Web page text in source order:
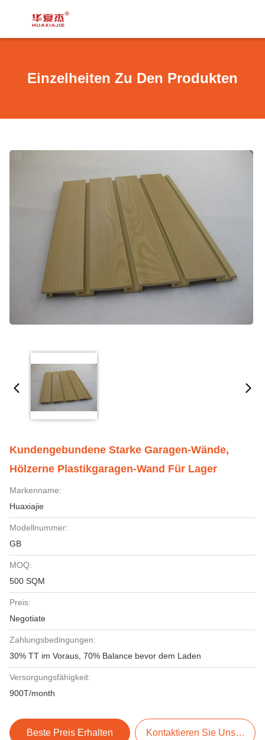
Einzelheiten Zu Den Produkten
Kundengebundene Starke Garagen-Wände,
Hölzerne Plastikgaragen-Wand Für Lager
Markenname:
Huaxiajie
Modellnummer:
GB
MOQ:
500 SQM
Preis:
Negotiate
Zahlungsbedingungen:
30% TT im Voraus, 70% Balance bevor dem Laden
Versorgungsfähigkeit:
900T/month
Beste Preis Erhalten Kontaktieren Sie Uns Jetzt